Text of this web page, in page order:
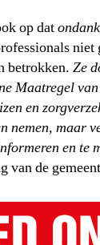
op dat
niet
betrokken. Ze
Maatregel
en
nemen, maar
en te
van de